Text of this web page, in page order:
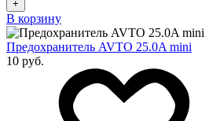
+
В корзину
Предохранитель AVTO 25.0A mini
10 руб.